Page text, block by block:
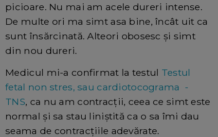
picioare. Nu mai am acele dureri intense.
De multe ori ma simt asa bine, încât uit ca
sunt însărcinată. Alteori obosesc și simt
din nou dureri.
Medicul mi-a confirmat la testul Testul
fetal non stres, sau cardiotocograma -
TNS, ca nu am contracții, ceea ce simt este
normal și sa stau liniștită ca o sa îmi dau
seama de contracțiile adevărate.